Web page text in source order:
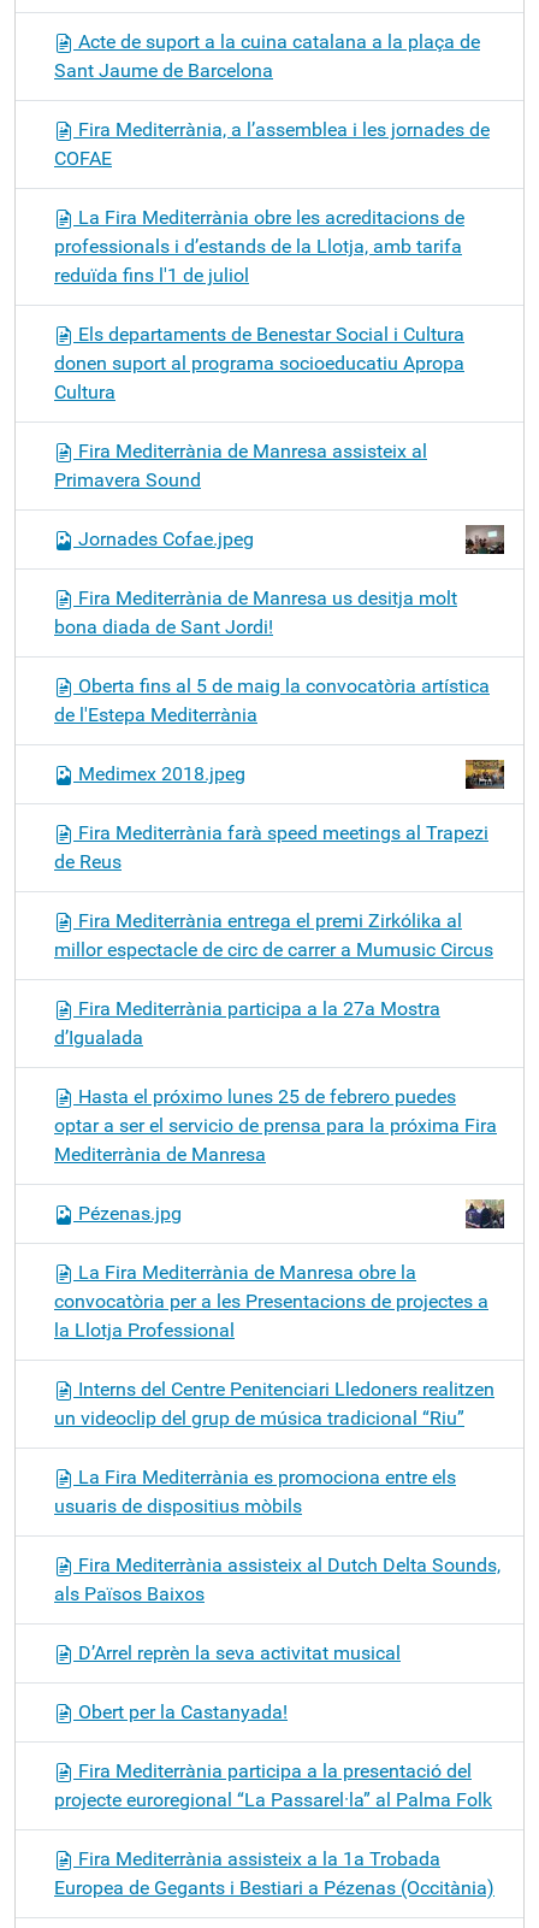
Acte de suport a la cuina catalana a la plaça de
Sant Jaume de Barcelona
Fira Mediterrània, a l’assemblea i les jornades de
COFAE
La Fira Mediterrània obre les acreditacions de
professionals i d’estands de la Llotja, amb tarifa
reduïda fins l'1 de juliol
Els departaments de Benestar Social i Cultura
donen suport al programa socioeducatiu Apropa
Cultura
Fira Mediterrània de Manresa assisteix al
Primavera Sound
Jornades Cofae.jpeg
Fira Mediterrània de Manresa us desitja molt
bona diada de Sant Jordi!
Oberta fins al 5 de maig la convocatòria artística
de l'Estepa Mediterrània
Medimex 2018.jpeg
Fira Mediterrània farà speed meetings al Trapezi
de Reus
Fira Mediterrània entrega el premi Zirkólika al
millor espectacle de circ de carrer a Mumusic Circus
Fira Mediterrània participa a la 27a Mostra
d’Igualada
Hasta el próximo lunes 25 de febrero puedes
optar a ser el servicio de prensa para la próxima Fira
Mediterrània de Manresa
Pézenas.jpg
La Fira Mediterrània de Manresa obre la
convocatòria per a les Presentacions de projectes a
la Llotja Professional
Interns del Centre Penitenciari Lledoners realitzen
un videoclip del grup de música tradicional “Riu”
La Fira Mediterrània es promociona entre els
usuaris de dispositius mòbils
Fira Mediterrània assisteix al Dutch Delta Sounds,
als Països Baixos
D’Arrel reprèn la seva activitat musical
Obert per la Castanyada!
Fira Mediterrània participa a la presentació del
projecte euroregional “La Passarel·la” al Palma Folk
Fira Mediterrània assisteix a la 1a Trobada
Europea de Gegants i Bestiari a Pézenas (Occitània)